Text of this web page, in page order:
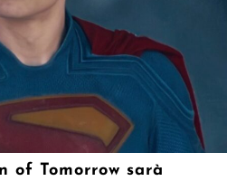
of Tomorrow sarà